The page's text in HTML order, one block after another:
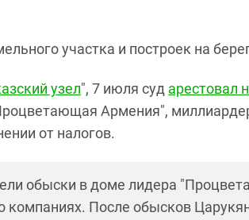
участка и построек на
узел", 7 июля суд арестовал
Армения",
от налогов.
обыски в доме лидера
компаниях. После обысков